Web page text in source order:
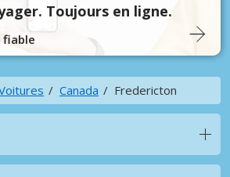
Toujours en ligne.
Canada Fredericton